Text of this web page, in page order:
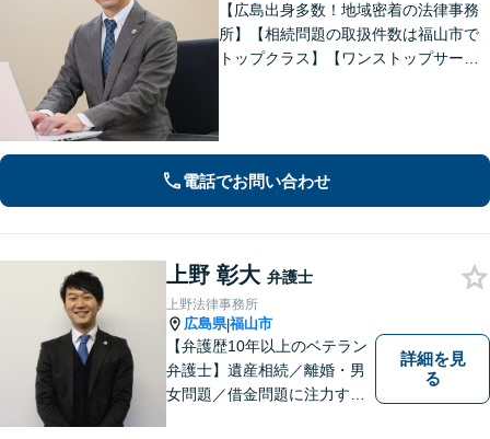
【広島出身多数！地域密着の法律事務
所】【相続問題の取扱件数は福山市で
トップクラス】【ワンストップサービ
遺言・相続、債務整理など、幅広い分
野に対応」
電話でお問い合わせ
上野 彰大 弁護士
上野法律事務所
広島県|福山市
【弁護歴10年以上のベテラン
弁護士】遺産相続／離婚・男
女問題／借金問題に注力する
詳細を見
る